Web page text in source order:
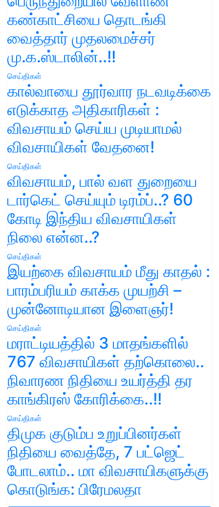
கண்காட்சியை தொடங்கி
வைத்தார் முதலமைச்சர்
மு.க.ஸ்டாலின்..!!
செய்திகள்
கால்வாயை தூர்வார நடவடிக்கை
எடுக்காத அதிகாரிகள் :
விவசாயம் செய்ய முடியாமல்
விவசாயிகள் வேதனை!
செய்திகள்
விவசாயம், பால் வள துறையை
டார்கெட் செய்யும் டிரம்ப்..? 60
கோடி இந்திய விவசாயிகள்
நிலை என்ன..?
செய்திகள்
இயற்கை விவசாயம் மீது காதல் :
பாரம்பரியம் காக்க முயற்சி –
முன்னோடியான இளைஞர்!
செய்திகள்
மராட்டியத்தில் 3 மாதங்களில்
767 விவசாயிகள் தற்கொலை..
நிவாரண நிதியை உயர்த்தி தர
காங்கிரஸ் கோரிக்கை..!!
செய்திகள்
திமுக குடும்ப உறுப்பினர்கள்
நிதியை வைத்தே, 7 பட்ஜெட்
போடலாம்.. மா விவசாயிகளுக்கு
கொடுங்க: பிரேமலதா